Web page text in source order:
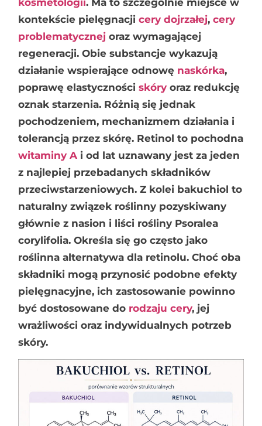
kontekście pielęgnacjicery dojrzałej,cery
problematycznej oraz wymagającej
regeneracji. Obie substancje wykazują
działanie wspierające odnowę naskórka,
poprawę elastycznościskóry oraz redukcję
oznak starzenia. Różnią się jednak
pochodzeniem, mechanizmem działania i
tolerancją przez skórę. Retinol to pochodna
witaminy A i od lat uznawany jest za jeden
z najlepiej przebadanych składników
przeciwstarzeniowych. Z kolei bakuchiol to
naturalny związek roślinny pozyskiwany
głównie z nasion i liści rośliny Psoralea
corylifolia. Określa się go często jako
roślinna alternatywa dla retinolu. Choć oba
składniki mogą przynosić podobne efekty
pielęgnacyjne, ich zastosowanie powinno
być dostosowane do rodzaju cery, jej
wrażliwości oraz indywidualnych potrzeb
skóry.